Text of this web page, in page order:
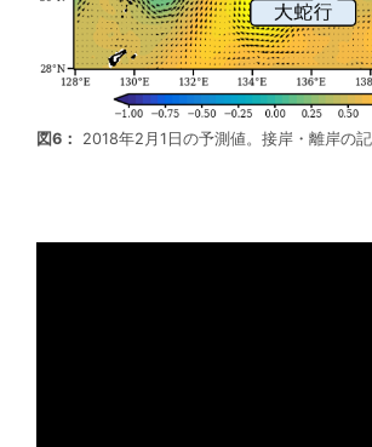
図6： 2018年2月1日の予測値。接岸・離岸の記